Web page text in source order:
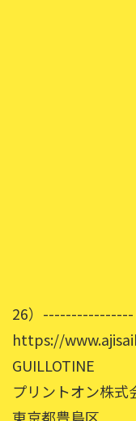
26）----------------
https://
GUILLOTINE
プリントオン株式